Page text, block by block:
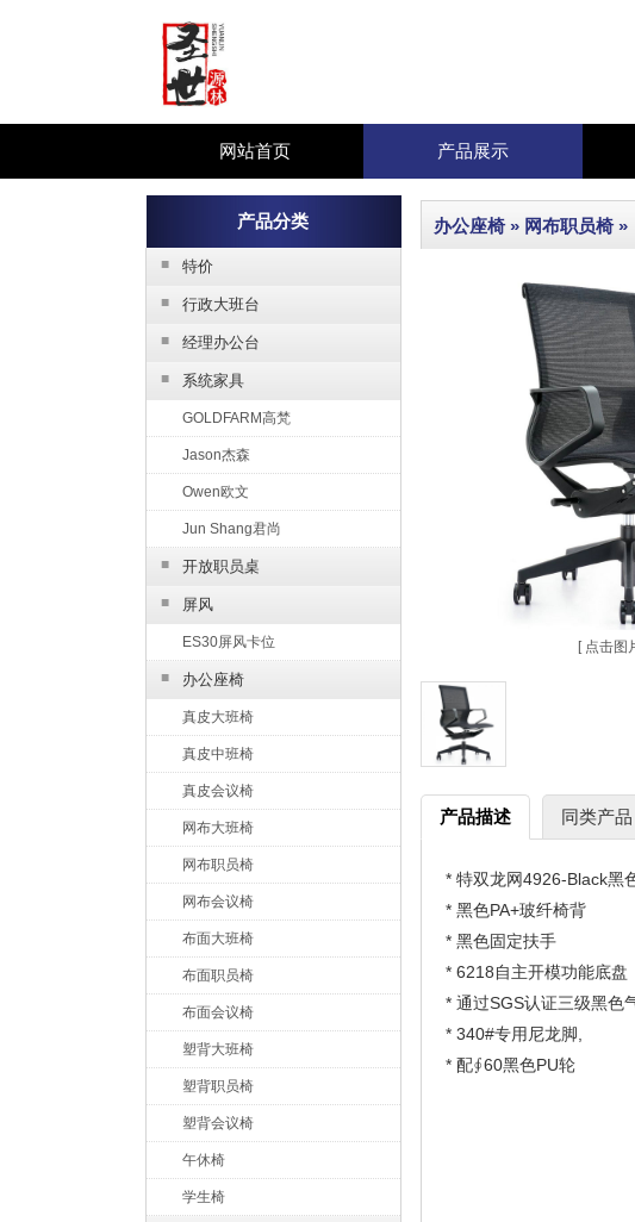
网站首页 产品展示
产品分类
■ 特价
■ 行政大班台
■ 经理办公台
■ 系统家具
GOLDFARM高梵
Jason杰森
Owen欧文
Jun Shang君尚
■ 开放职员桌
■ 屏风
ES30屏风卡位
■ 办公座椅
真皮大班椅
真皮中班椅
真皮会议椅
网布大班椅
网布职员椅
网布会议椅
布面大班椅
布面职员椅
布面会议椅
塑背大班椅
塑背职员椅
塑背会议椅
午休椅
学生椅
办公座椅» 网布职员椅»
[ 点击图
产品描述 同类产品
* 特双龙网4926-Black黑
* 黑色PA+玻纤椅背
* 黑色固定扶手
* 6218自主开模功能底盘
* 通过SGS
* 340#专用尼龙脚,
* 配∮60黑色PU轮